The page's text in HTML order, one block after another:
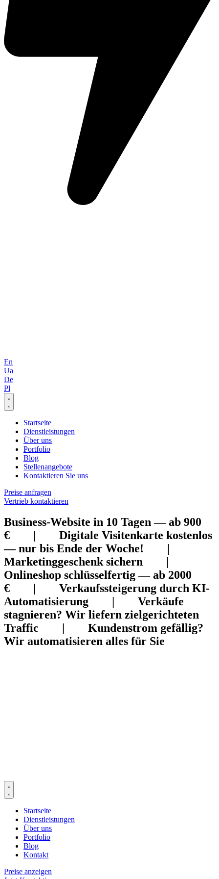
En
Ua
De
Pl
Startseite
Dienstleistungen
Über uns
Portfolio
Blog
Stellenangebote
Kontaktieren Sie uns
Preise anfragen
Vertrieb kontaktieren
Business-Website in 10 Tagen — ab 900
€ | Digitale Visitenkarte kostenlos
— nur bis Ende der Woche! |
Marketinggeschenk sichern |
Onlineshop schlüsselfertig — ab 2000
€ | Verkaufssteigerung durch KI-
Automatisierung | Verkäufe
stagnieren? Wir liefern zielgerichteten
Traffic | Kundenstrom gefällig?
Wir automatisieren alles für Sie
Startseite
Dienstleistungen
Über uns
Portfolio
Blog
Kontakt
Preise anzeigen